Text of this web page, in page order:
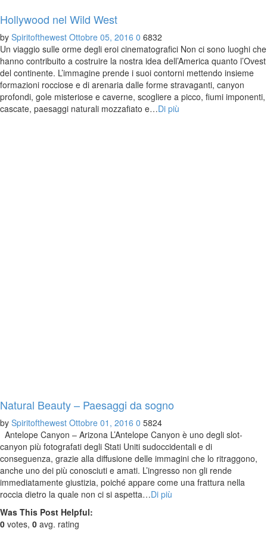
Hollywood nel Wild West
by Spiritofthewest Ottobre 05, 2016 0 6832
Un viaggio sulle orme degli eroi cinematografici Non ci sono luoghi che
hanno contribuito a costruire la nostra idea dell’America quanto l’Ovest
del continente. L’immagine prende i suoi contorni mettendo insieme
formazioni rocciose e di arenaria dalle forme stravaganti, canyon
profondi, gole misteriose e caverne, scogliere a picco, fiumi imponenti,
cascate, paesaggi naturali mozzafiato e…Di più
Natural Beauty – Paesaggi da sogno
by Spiritofthewest Ottobre 01, 2016 0 5824
Antelope Canyon – Arizona L’Antelope Canyon è uno degli slot-
canyon più fotografati degli Stati Uniti sudoccidentali e di
conseguenza, grazie alla diffusione delle immagini che lo ritraggono,
anche uno dei più conosciuti e amati. L’ingresso non gli rende
immediatamente giustizia, poiché appare come una frattura nella
roccia dietro la quale non ci si aspetta…Di più
Was This Post Helpful:
0 votes, 0 avg. rating